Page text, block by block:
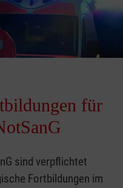
für
sind verpflichtet
Fortbildungen im